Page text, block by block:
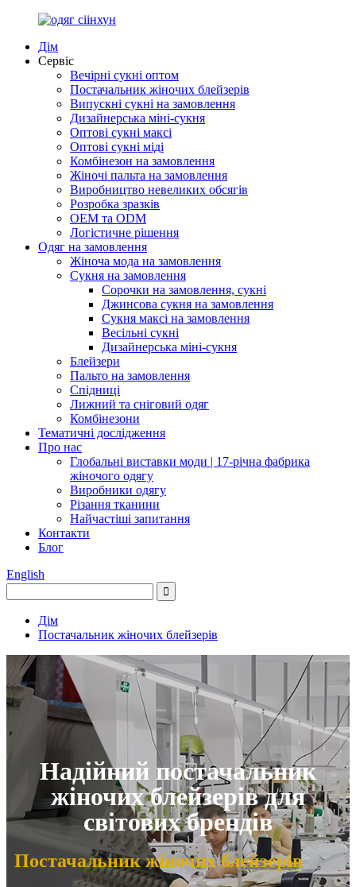
Дім
Сервіс
Вечірні сукні оптом
Постачальник жіночих блейзерів
Випускні сукні на замовлення
Дизайнерська міні-сукня
Оптові сукні максі
Оптові сукні міді
Комбінезон на замовлення
Жіночі пальта на замовлення
Виробництво невеликих обсягів
Розробка зразків
OEM та ODM
Логістичне рішення
Одяг на замовлення
Жіноча мода на замовлення
Сукня на замовлення
Сорочки на замовлення, сукні
Джинсова сукня на замовлення
Сукня максі на замовлення
Весільні сукні
Дизайнерська міні-сукня
Блейзери
Пальто на замовлення
Спідниці
Лижний та сніговий одяг
Комбінезони
Тематичні дослідження
Про нас
Глобальні виставки моди | 17-річна фабрика
жіночого одягу
Виробники одягу
Різання тканини
Найчастіші запитання
Контакти
Блог
English
Дім
Постачальник жіночих блейзерів
Надійний постачальник
жіночих блейзерів для
світових брендів
Постачальник жіночих блейзерів